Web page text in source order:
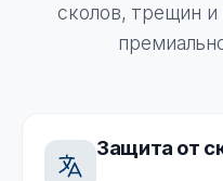
сколов, трещин
Защита от